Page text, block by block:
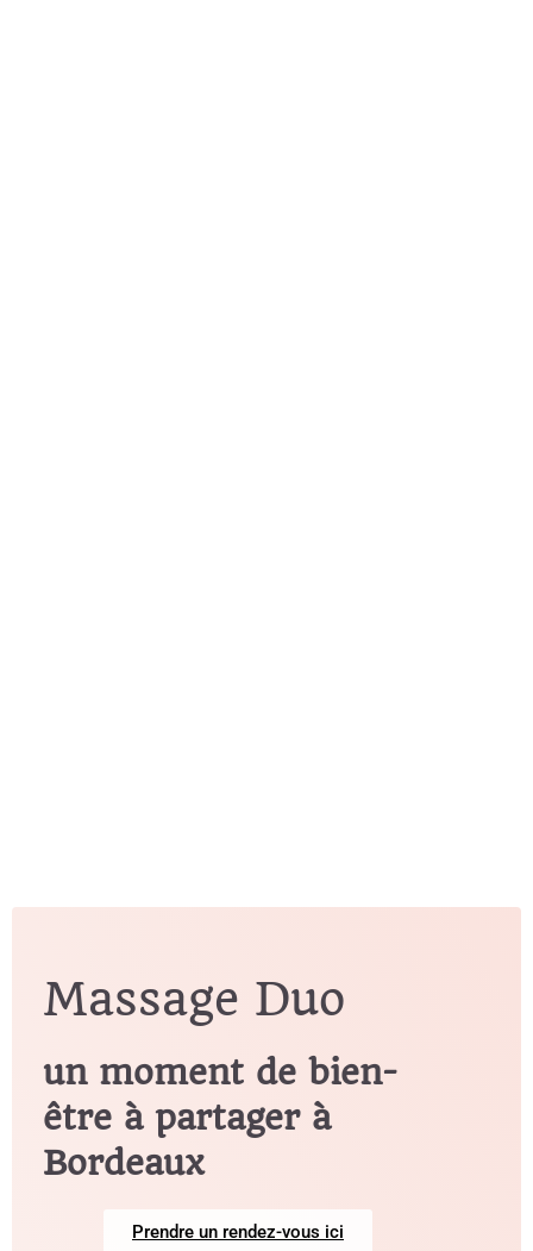
Massage Duo
un moment de bien-
être à partager à
Bordeaux
Prendre un rendez-vous ici